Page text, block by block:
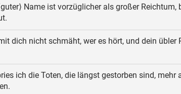
Name ist vorzüglicher als großer Reichtum,
dich nicht schmäht, wer es hört, und dein übler
ich die Toten, die längst gestorben sind, mehr